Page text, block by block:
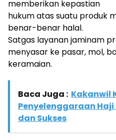
memberikan kepastian
hukum atas suatu produk
benar-benar halal.
Satgas layanan jaminam
menyasar ke pasar, mol,
keramaian.
Baca Juga : Kakanwil
Penyelenggaraan
dan Sukses